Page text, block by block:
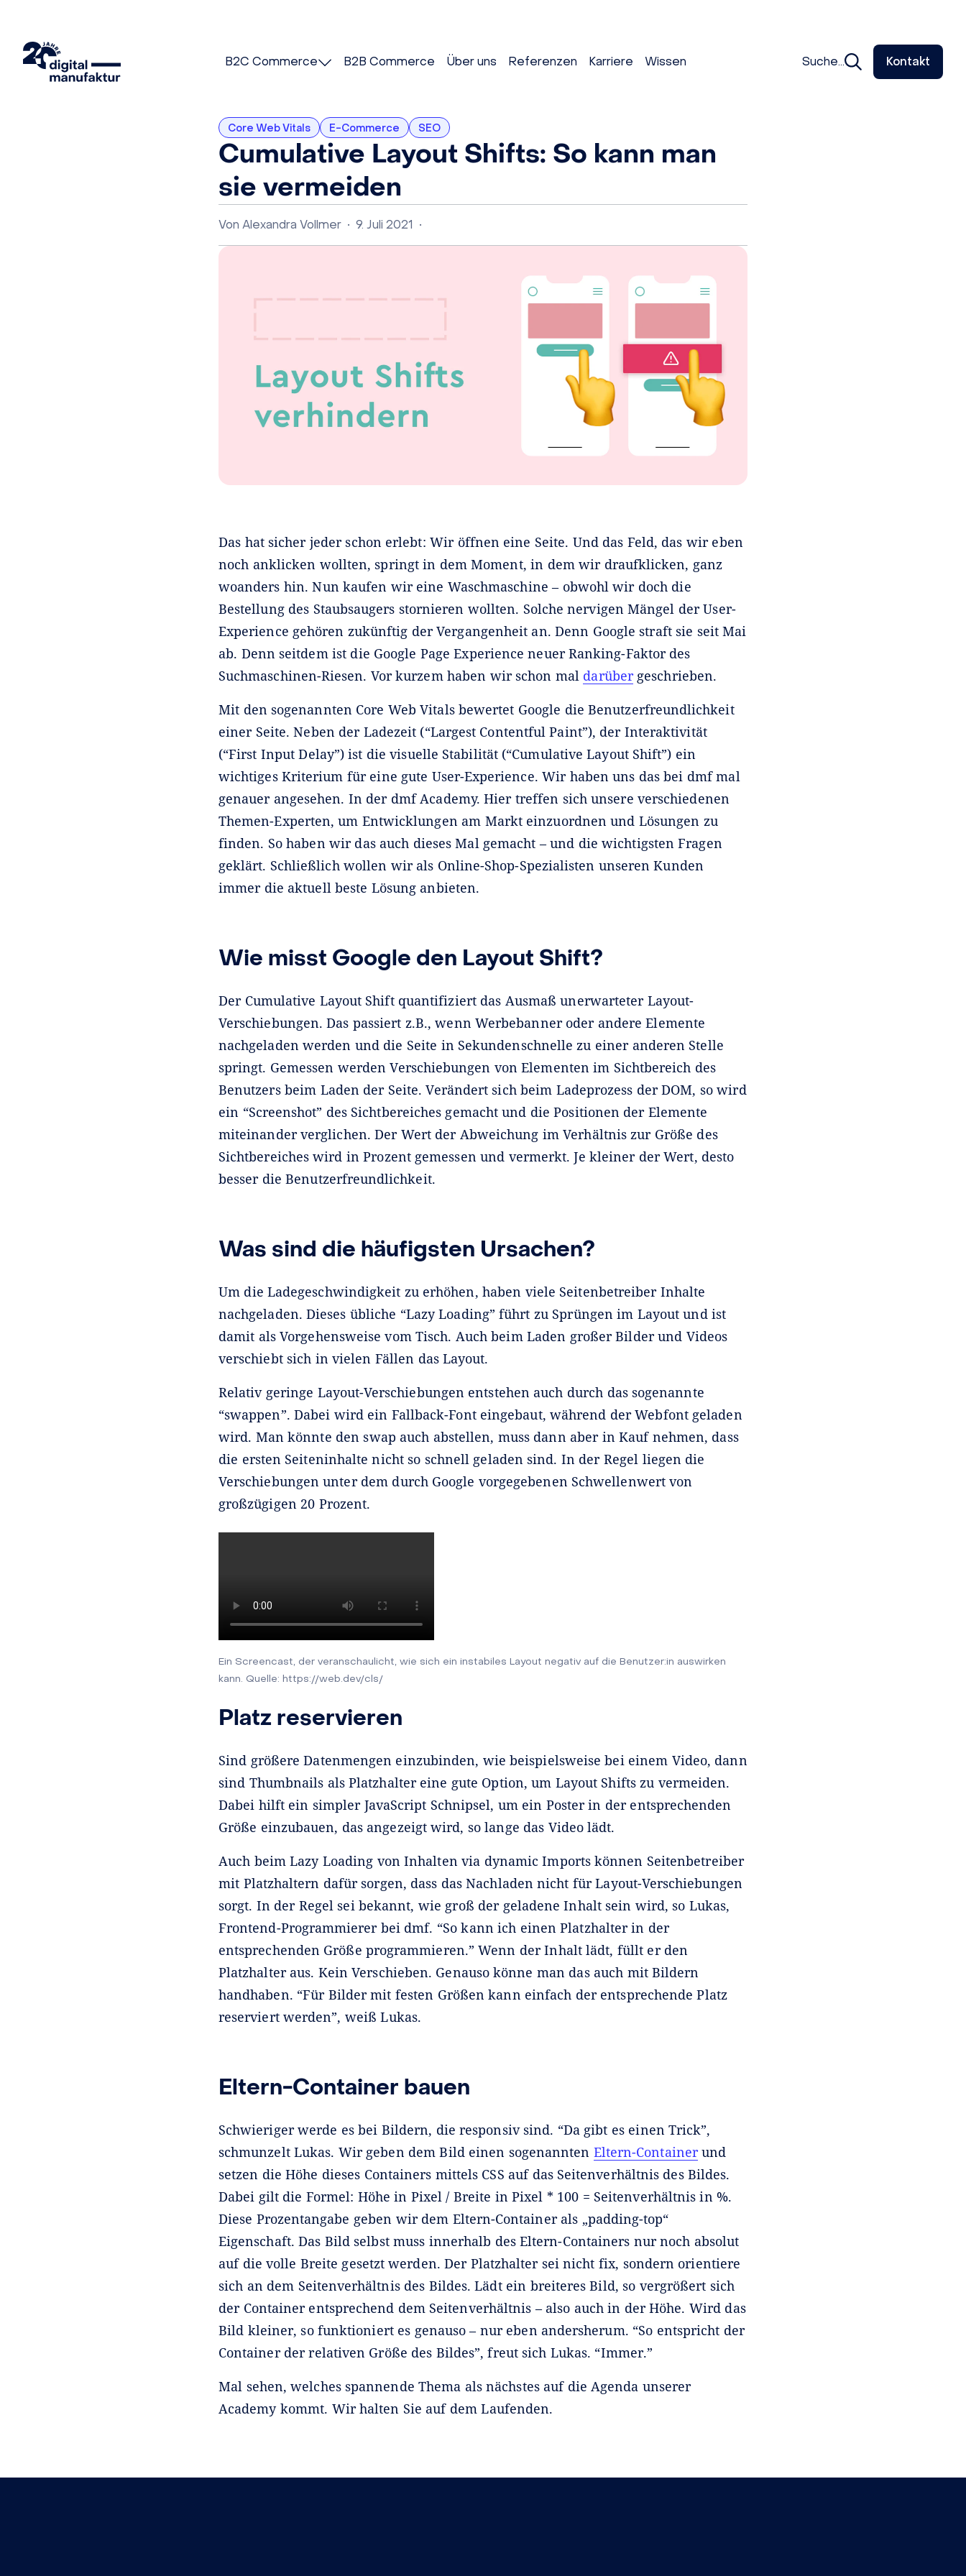
B2C Commerce B2B Commerce Über uns Referenzen Karriere Wissen Suche... Kontakt
Core Web Vitals E-Commerce SEO
Cumulative Layout Shifts: So kann man
sie vermeiden
Von Alexandra Vollmer • 9. Juli 2021 •
Das hat sicher jeder schon erlebt: Wir öffnen eine Seite. Und das Feld, das wir eben
noch anklicken wollten, springt in dem Moment, in dem wir draufklicken, ganz
woanders hin. Nun kaufen wir eine Waschmaschine – obwohl wir doch die
Bestellung des Staubsaugers stornieren wollten. Solche nervigen Mängel der User-
Experience gehören zukünftig der Vergangenheit an. Denn Google straft sie seit Mai
ab. Denn seitdem ist die Google Page Experience neuer Ranking-Faktor des
Suchmaschinen-Riesen. Vor kurzem haben wir schon mal darübergeschrieben.
Mit den sogenannten Core Web Vitals bewertet Google die Benutzerfreundlichkeit
einer Seite. Neben der Ladezeit (“Largest Contentful Paint”), der Interaktivität
(“First Input Delay”) ist die visuelle Stabilität (“Cumulative Layout Shift”) ein
wichtiges Kriterium für eine gute User-Experience. Wir haben uns das bei dmf mal
genauer angesehen. In der dmf Academy. Hier treffen sich unsere verschiedenen
Themen-Experten, um Entwicklungen am Markt einzuordnen und Lösungen zu
finden. So haben wir das auch dieses Mal gemacht – und die wichtigsten Fragen
geklärt. Schließlich wollen wir als Online-Shop-Spezialisten unseren Kunden
immer die aktuell beste Lösung anbieten.
Wie misst Google den Layout Shift?
Der Cumulative Layout Shift quantifiziert das Ausmaß unerwarteter Layout-
Verschiebungen. Das passiert z.B., wenn Werbebanner oder andere Elemente
nachgeladen werden und die Seite in Sekundenschnelle zu einer anderen Stelle
springt. Gemessen werden Verschiebungen von Elementen im Sichtbereich des
Benutzers beim Laden der Seite. Verändert sich beim Ladeprozess der DOM, so wird
ein “Screenshot” des Sichtbereiches gemacht und die Positionen der Elemente
miteinander verglichen. Der Wert der Abweichung im Verhältnis zur Größe des
Sichtbereiches wird in Prozent gemessen und vermerkt. Je kleiner der Wert, desto
besser die Benutzerfreundlichkeit.
Was sind die häufigsten Ursachen?
Um die Ladegeschwindigkeit zu erhöhen, haben viele Seitenbetreiber Inhalte
nachgeladen. Dieses übliche “Lazy Loading” führt zu Sprüngen im Layout und ist
damit als Vorgehensweise vom Tisch. Auch beim Laden großer Bilder und Videos
verschiebt sich in vielen Fällen das Layout.
Relativ geringe Layout-Verschiebungen entstehen auch durch das sogenannte
“swappen”. Dabei wird ein Fallback-Font eingebaut, während der Webfont geladen
wird. Man könnte den swap auch abstellen, muss dann aber in Kauf nehmen, dass
die ersten Seiteninhalte nicht so schnell geladen sind. In der Regel liegen die
Verschiebungen unter dem durch Google vorgegebenen Schwellenwert von
großzügigen 20 Prozent.
Ein Screencast, der veranschaulicht, wie sich ein instabiles Layout negativ auf die Benutzer:in auswirken
kann. Quelle: https://web.dev/cls/
Platz reservieren
Sind größere Datenmengen einzubinden, wie beispielsweise bei einem Video, dann
sind Thumbnails als Platzhalter eine gute Option, um Layout Shifts zu vermeiden.
Dabei hilft ein simpler JavaScript Schnipsel, um ein Poster in der entsprechenden
Größe einzubauen, das angezeigt wird, so lange das Video lädt.
Auch beim Lazy Loading von Inhalten via dynamic Imports können Seitenbetreiber
mit Platzhaltern dafür sorgen, dass das Nachladen nicht für Layout-Verschiebungen
sorgt. In der Regel sei bekannt, wie groß der geladene Inhalt sein wird, so Lukas,
Frontend-Programmierer bei dmf. “So kann ich einen Platzhalter in der
entsprechenden Größe programmieren.” Wenn der Inhalt lädt, füllt er den
Platzhalter aus. Kein Verschieben. Genauso könne man das auch mit Bildern
handhaben. “Für Bilder mit festen Größen kann einfach der entsprechende Platz
reserviert werden”, weiß Lukas.
Eltern-Container bauen
Schwieriger werde es bei Bildern, die responsiv sind. “Da gibt es einen Trick”,
schmunzelt Lukas. Wir geben dem Bild einen sogenannten Eltern-Containerund
setzen die Höhe dieses Containers mittels CSS auf das Seitenverhältnis des Bildes.
Dabei gilt die Formel: Höhe in Pixel / Breite in Pixel * 100 = Seitenverhältnis in %.
Diese Prozentangabe geben wir dem Eltern-Container als „padding-top“
Eigenschaft. Das Bild selbst muss innerhalb des Eltern-Containers nur noch absolut
auf die volle Breite gesetzt werden. Der Platzhalter sei nicht fix, sondern orientiere
sich an dem Seitenverhältnis des Bildes. Lädt ein breiteres Bild, so vergrößert sich
der Container entsprechend dem Seitenverhältnis – also auch in der Höhe. Wird das
Bild kleiner, so funktioniert es genauso – nur eben andersherum. “So entspricht der
Container der relativen Größe des Bildes”, freut sich Lukas. “Immer.”
Mal sehen, welches spannende Thema als nächstes auf die Agenda unserer
Academy kommt. Wir halten Sie auf dem Laufenden.